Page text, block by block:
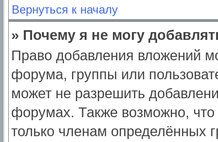
Вернуться к началу
» Почему я не могу
Право добавления вложений
форума, группы или
может не разрешить
форумах. Также возможно,
только членам определённых